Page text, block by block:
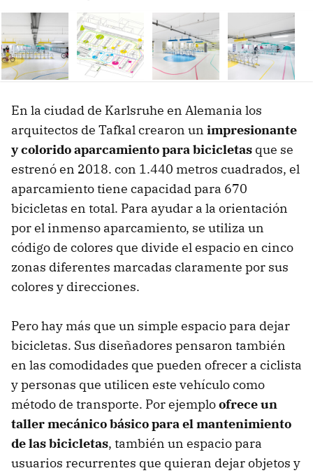
En la ciudad de Karlsruhe en Alemania los
arquitectos de Tafkal crearon un impresionante
y colorido aparcamiento para bicicletas que se
estrenó en 2018. con 1.440 metros cuadrados, el
aparcamiento tiene capacidad para 670
bicicletas en total. Para ayudar a la orientación
por el inmenso aparcamiento, se utiliza un
código de colores que divide el espacio en cinco
zonas diferentes marcadas claramente por sus
colores y direcciones.
Pero hay más que un simple espacio para dejar
bicicletas. Sus diseñadores pensaron también
en las comodidades que pueden ofrecer a ciclista
y personas que utilicen este vehículo como
método de transporte. Por ejemploofrece un
taller mecánico básico para el mantenimiento
de las bicicletas, también un espacio para
usuarios recurrentes que quieran dejar objetos y